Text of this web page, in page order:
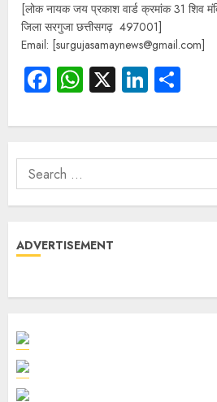
[लोक नायक जय प्रकाश वार्ड क्रमांक 31 शिव
जिला सरगुजा छत्तीसगढ़ 497001]
Email: [surgujasamaynews@gmail.com]
Facebook
WhatsApp
X
ADVERTISEMENT